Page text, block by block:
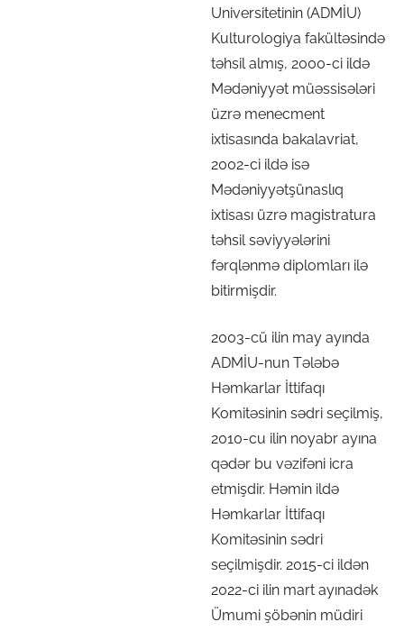
Universitetinin (ADMİU)
Kulturologiya fakültəsində
təhsil almış, 2000-ci ildə
Mədəniyyət müəssisələri
üzrə menecment
ixtisasında bakalavriat,
2002-ci ildə isə
Mədəniyyətşünaslıq
ixtisası üzrə magistratura
təhsil səviyyələrini
fərqlənmə diplomları ilə
bitirmişdir.
2003-cü ilin may ayında
ADMİU-nun Tələbə
Həmkarlar İttifaqı
Komitəsinin sədri seçilmiş,
2010-cu ilin noyabr ayına
qədər bu vəzifəni icra
etmişdir. Həmin ildə
Həmkarlar İttifaqı
Komitəsinin sədri
seçilmişdir. 2015-ci ildən
2022-ci ilin mart ayınadək
Ümumi şöbənin müdiri